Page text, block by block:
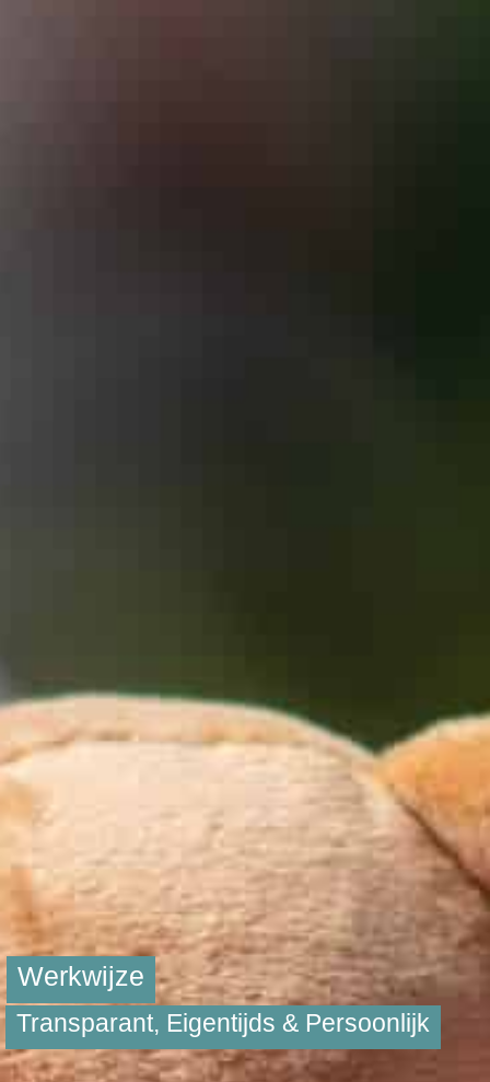
Werkwijze
Transparant, Eigentijds & Persoonlijk